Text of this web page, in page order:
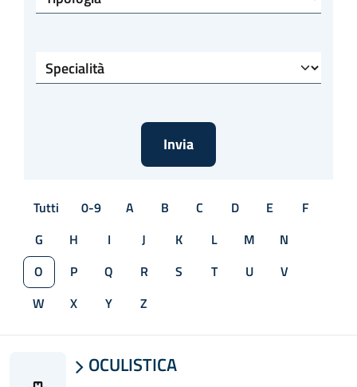
Specialità
Tutti 0-9 A B C D E
F
G
H I J K L M
N
O
P Q R S T U
V
W
X Y Z
 OCULISTICA